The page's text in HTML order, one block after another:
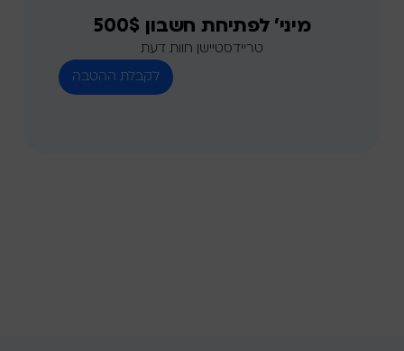
מיני' לפתיחת חשבון 500$
טריידסטיישן חוות דעת